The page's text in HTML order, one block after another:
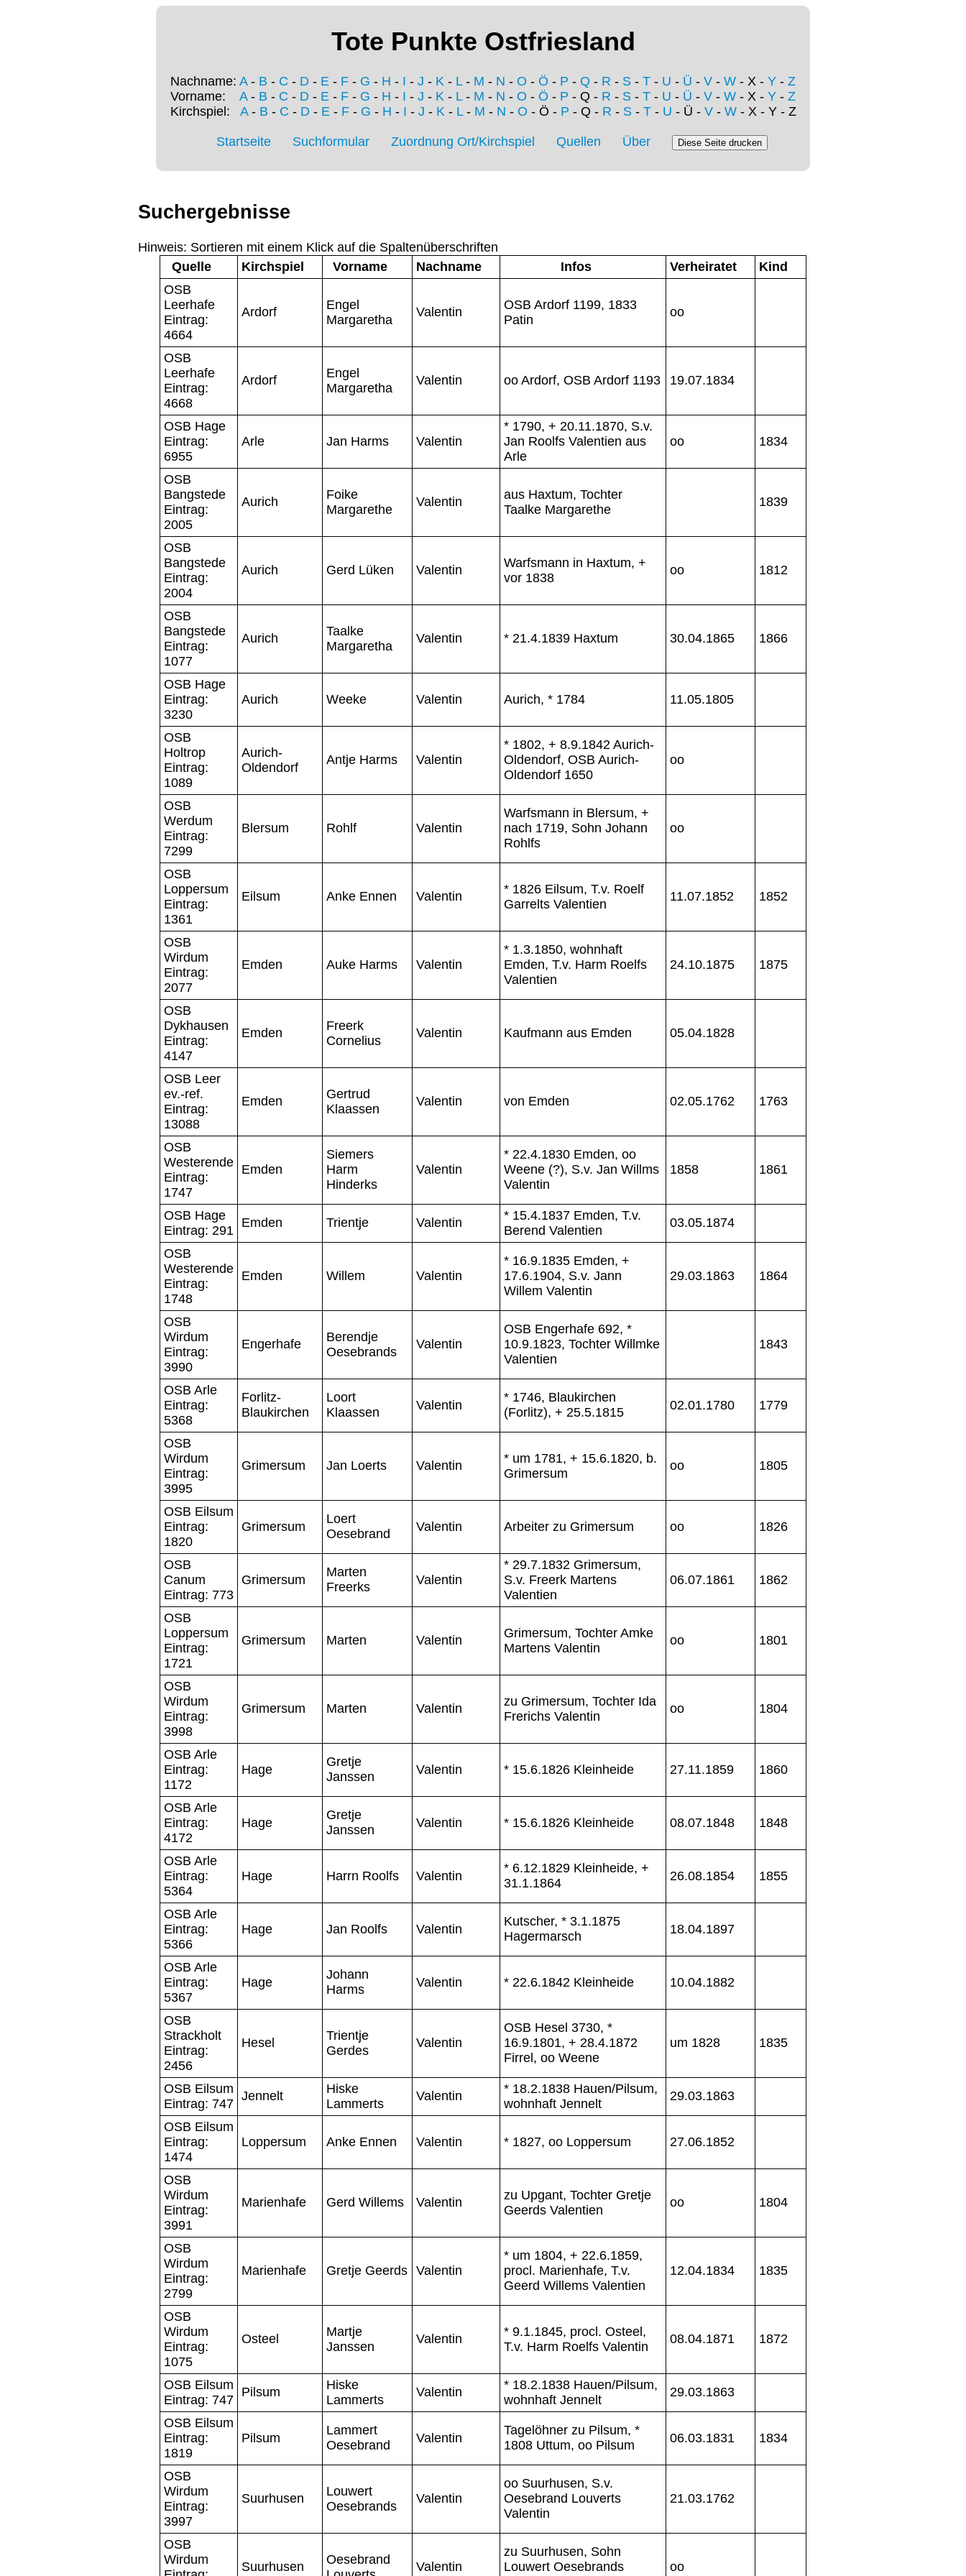
Tote Punkte Ostfriesland
Nachname: A- B - C - D - E - F - G - H - I - J - K - L- M - N - O - Ö - P - Q - R - S - T - U - Ü - V - W - X - Y - Z
Vorname: A- B - C - D - E - F - G - H - I - J - K - L- M - N - O - Ö - P - Q - R - S - T - U - Ü - V - W - X - Y - Z
Kirchspiel: A- B - C - D- E- F- G - H - I - J - K- L- M - N - O - Ö - P - Q - R - S- T- U - Ü - V- W- X - Y - Z
Startseite Suchformular Zuordnung Ort/Kirchspiel Quellen Über
Suchergebnisse
Hinweis: Sortieren mit einem Klick auf die Spaltenüberschriften
Quelle
Kirchspiel Vorname Nachname Infos Verheiratet
Kind
OSB
Leerhafe
Eintrag:
4664
Ardorf
Engel
Margaretha
Valentin
OSB Ardorf 1199, 1833
Patin
oo
OSB
Leerhafe
Eintrag:
4668
Ardorf
Engel
Margaretha
Valentin oo Ardorf, OSB Ardorf 1193 19.07.1834
OSB Hage
Eintrag:
6955
Arle Jan Harms Valentin
* 1790, + 20.11.1870, S.v.
Jan Roolfs Valentien aus
Arle
oo 1834
OSB
Bangstede
Eintrag:
2005
Aurich
Foike
Margarethe
Valentin
aus Haxtum, Tochter
Taalke Margarethe
1839
OSB
Bangstede
Eintrag:
2004
Aurich Gerd Lüken Valentin
Warfsmann in Haxtum, +
vor 1838
oo 1812
OSB
Bangstede
Eintrag:
1077
Aurich
Taalke
Margaretha
Valentin * 21.4.1839 Haxtum 30.04.1865 1866
OSB Hage
Eintrag:
3230
Aurich Weeke Valentin Aurich, * 1784 11.05.1805
OSB
Holtrop
Eintrag:
1089
Aurich-
Oldendorf
Antje Harms Valentin
* 1802, + 8.9.1842 Aurich-
Oldendorf, OSB Aurich-
Oldendorf 1650
oo
OSB
Werdum
Eintrag:
7299
Blersum Rohlf Valentin
Warfsmann in Blersum, +
nach 1719, Sohn Johann
Rohlfs
oo
OSB
Loppersum
Eintrag:
1361
Eilsum Anke Ennen Valentin
* 1826 Eilsum, T.v. Roelf
Garrelts Valentien
11.07.1852 1852
OSB
Wirdum
Eintrag:
2077
Emden Auke Harms Valentin
* 1.3.1850, wohnhaft
Emden, T.v. Harm Roelfs
Valentien
24.10.1875 1875
OSB
Dykhausen
Eintrag:
4147
Emden
Freerk
Cornelius
Valentin Kaufmann aus Emden 05.04.1828
OSB Leer
ev.-ref.
Eintrag:
13088
Emden
Gertrud
Klaassen
Valentin von Emden 02.05.1762 1763
OSB
Westerende
Eintrag:
1747
Emden
Siemers
Harm
Hinderks
Valentin
* 22.4.1830 Emden, oo
Weene (?), S.v. Jan Willms
Valentin
1858 1861
OSB Hage
Eintrag: 291
Emden Trientje Valentin
* 15.4.1837 Emden, T.v.
Berend Valentien
03.05.1874
OSB
Westerende
Eintrag:
1748
Emden Willem Valentin
* 16.9.1835 Emden, +
17.6.1904, S.v. Jann
Willem Valentin
29.03.1863 1864
OSB
Wirdum
Eintrag:
3990
Engerhafe
Berendje
Oesebrands
Valentin
OSB Engerhafe 692, *
10.9.1823, Tochter Willmke
Valentien
1843
OSB Arle
Eintrag:
5368
Forlitz-
Blaukirchen
Loort
Klaassen
Valentin
* 1746, Blaukirchen
(Forlitz), + 25.5.1815
02.01.1780 1779
OSB
Wirdum
Eintrag:
3995
Grimersum Jan Loerts Valentin
* um 1781, + 15.6.1820, b.
Grimersum
oo 1805
OSB Eilsum
Eintrag:
1820
Grimersum
Loert
Oesebrand
Valentin Arbeiter zu Grimersum oo 1826
OSB
Canum
Eintrag: 773
Grimersum
Marten
Freerks
Valentin
* 29.7.1832 Grimersum,
S.v. Freerk Martens
Valentien
06.07.1861 1862
OSB
Loppersum
Eintrag:
1721
Grimersum Marten Valentin
Grimersum, Tochter Amke
Martens Valentin
oo 1801
OSB
Wirdum
Eintrag:
3998
Grimersum Marten Valentin
zu Grimersum, Tochter Ida
Frerichs Valentin
oo 1804
OSB Arle
Eintrag:
1172
Hage
Gretje
Janssen
Valentin * 15.6.1826 Kleinheide 27.11.1859 1860
OSB Arle
Eintrag:
4172
Hage
Gretje
Janssen
Valentin * 15.6.1826 Kleinheide 08.07.1848 1848
OSB Arle
Eintrag:
5364
Hage Harrn Roolfs Valentin
* 6.12.1829 Kleinheide, +
31.1.1864
26.08.1854 1855
OSB Arle
Eintrag:
5366
Hage Jan Roolfs Valentin
Kutscher, * 3.1.1875
Hagermarsch
18.04.1897
OSB Arle
Eintrag:
5367
Hage
Johann
Harms
Valentin * 22.6.1842 Kleinheide 10.04.1882
OSB
Strackholt
Eintrag:
2456
Hesel
Trientje
Gerdes
Valentin
OSB Hesel 3730, *
16.9.1801, + 28.4.1872
Firrel, oo Weene
um 1828 1835
OSB Eilsum
Eintrag: 747
Jennelt
Hiske
Lammerts
Valentin
* 18.2.1838 Hauen/Pilsum,
wohnhaft Jennelt
29.03.1863
OSB Eilsum
Eintrag:
1474
Loppersum Anke Ennen Valentin * 1827, oo Loppersum 27.06.1852
OSB
Wirdum
Eintrag:
3991
Marienhafe Gerd Willems Valentin
zu Upgant, Tochter Gretje
Geerds Valentien
oo 1804
OSB
Wirdum
Eintrag:
2799
Marienhafe Gretje Geerds Valentin
* um 1804, + 22.6.1859,
procl. Marienhafe, T.v.
Geerd Willems Valentien
12.04.1834 1835
OSB
Wirdum
Eintrag:
1075
Osteel
Martje
Janssen
Valentin
* 9.1.1845, procl. Osteel,
T.v. Harm Roelfs Valentin
08.04.1871 1872
OSB Eilsum
Eintrag: 747
Pilsum
Hiske
Lammerts
Valentin
* 18.2.1838 Hauen/Pilsum,
wohnhaft Jennelt
29.03.1863
OSB Eilsum
Eintrag:
1819
Pilsum
Lammert
Oesebrand
Valentin
Tagelöhner zu Pilsum, *
1808 Uttum, oo Pilsum
06.03.1831 1834
OSB
Wirdum
Eintrag:
3997
Suurhusen
Louwert
Oesebrands
Valentin
oo Suurhusen, S.v.
Oesebrand Louverts
Valentin
21.03.1762
OSB
Wirdum
Suurhusen
Oesebrand
Valentin
zu Suurhusen, Sohn
Louwert Oesebrands
oo